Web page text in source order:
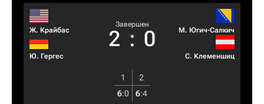
Ж. Крайбас
Ю. Гергес
Завершен
2 : 0 М. Югич-Салкич
С. Клеменшиц
1
2
6:0 6:4